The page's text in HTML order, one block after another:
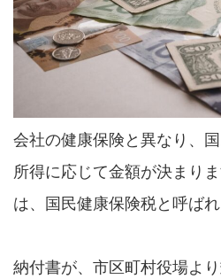
会社の健康保険と異なり、
所得に応じて金額が決まり
は、国民健康保険税と呼ばれ
納付書が、市区町村役場よ